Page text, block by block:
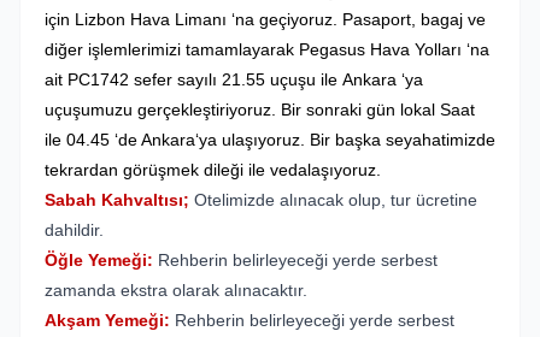
için Lizbon Hava Limanı ‘na geçiyoruz. Pasaport, bagaj ve
diğer işlemlerimizi tamamlayarak Pegasus Hava Yolları ‘na
ait PC1742 sefer sayılı 21.55 uçuşu ile Ankara ‘ya
uçuşumuzu gerçekleştiriyoruz. Bir sonraki gün lokal Saat
ile 04.45 ‘de Ankara‘ya ulaşıyoruz. Bir başka seyahatimizde
tekrardan görüşmek dileği ile vedalaşıyoruz.
Sabah Kahvaltısı; Otelimizde alınacak olup, tur ücretine
dahildir.
Öğle Yemeği: Rehberin belirleyeceği yerde serbest
zamanda ekstra olarak alınacaktır.
Akşam Yemeği: Rehberin belirleyeceği yerde serbest